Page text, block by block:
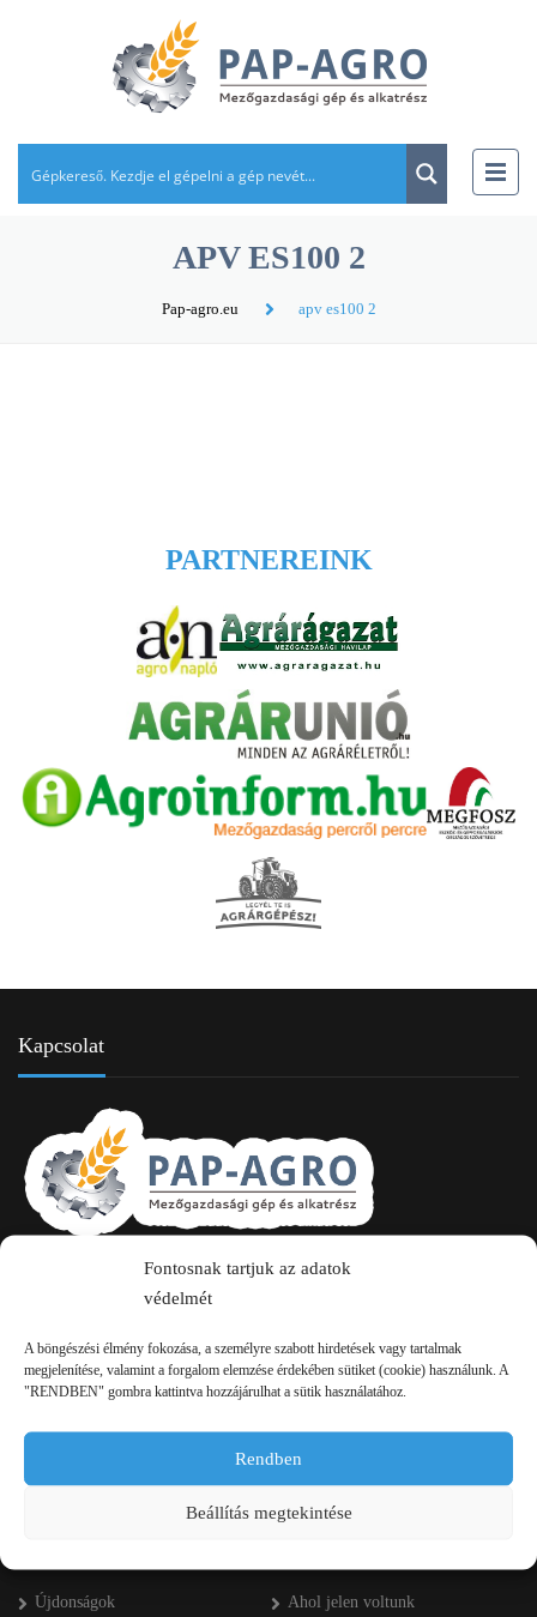
Fontosnak tartjuk az adatok
védelmét
A böngészési élmény fokozása, a személyre szabott hirdetések vagy tartalmak
megjelenítése, valamint a forgalom elemzése érdekében sütiket (cookie) használunk. A
"RENDBEN" gombra kattintva hozzájárulhat a sütik használatához.
Rendben
Beállítás megtekintése
APV ES100 2
Pap-agro.eu apv es100 2
PARTNEREINK
Kapcsolat
2750 Nagykőrös Alsójárás d. 1/a
+36 53 552 283
Navigáció
Újdonságok Ahol jelen voltunk